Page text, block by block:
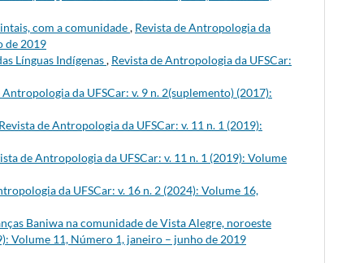
com a comunidade, Revista de Antropologia da
de 2019
Línguas Indígenas, Revista de Antropologia da UFSCar:
Antropologia da UFSCar: v. 9 n. 2(suplemento) (2017):
Revista de Antropologia da UFSCar: v. 11 n. 1 (2019):
de Antropologia da UFSCar: v. 11 n. 1 (2019): Volume
da UFSCar: v. 16 n. 2 (2024): Volume 16,
Baniwa na comunidade de Vista Alegre, noroeste
Volume 11, Número 1, janeiro – junho de 2019